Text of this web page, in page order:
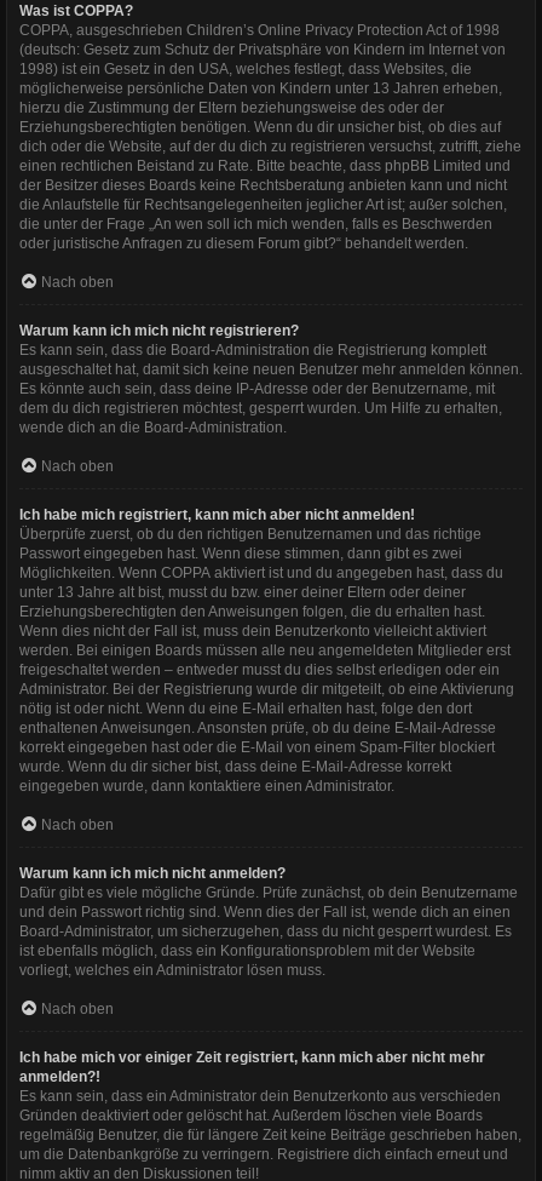
Was ist COPPA?
COPPA, ausgeschrieben Children’s Online Privacy Protection Act of 1998
(deutsch: Gesetz zum Schutz der Privatsphäre von Kindern im Internet von
1998) ist ein Gesetz in den USA, welches festlegt, dass Websites, die
möglicherweise persönliche Daten von Kindern unter 13 Jahren erheben,
hierzu die Zustimmung der Eltern beziehungsweise des oder der
Erziehungsberechtigten benötigen. Wenn du dir unsicher bist, ob dies auf
dich oder die Website, auf der du dich zu registrieren versuchst, zutrifft, ziehe
einen rechtlichen Beistand zu Rate. Bitte beachte, dass phpBB Limited und
der Besitzer dieses Boards keine Rechtsberatung anbieten kann und nicht
die Anlaufstelle für Rechtsangelegenheiten jeglicher Art ist; außer solchen,
die unter der Frage „An wen soll ich mich wenden, falls es Beschwerden
oder juristische Anfragen zu diesem Forum gibt?“ behandelt werden.
Nach oben
Warum kann ich mich nicht registrieren?
Es kann sein, dass die Board-Administration die Registrierung komplett
ausgeschaltet hat, damit sich keine neuen Benutzer mehr anmelden können.
Es könnte auch sein, dass deine IP-Adresse oder der Benutzername, mit
dem du dich registrieren möchtest, gesperrt wurden. Um Hilfe zu erhalten,
wende dich an die Board-Administration.
Nach oben
Ich habe mich registriert, kann mich aber nicht anmelden!
Überprüfe zuerst, ob du den richtigen Benutzernamen und das richtige
Passwort eingegeben hast. Wenn diese stimmen, dann gibt es zwei
Möglichkeiten. Wenn COPPA aktiviert ist und du angegeben hast, dass du
unter 13 Jahre alt bist, musst du bzw. einer deiner Eltern oder deiner
Erziehungsberechtigten den Anweisungen folgen, die du erhalten hast.
Wenn dies nicht der Fall ist, muss dein Benutzerkonto vielleicht aktiviert
werden. Bei einigen Boards müssen alle neu angemeldeten Mitglieder erst
freigeschaltet werden – entweder musst du dies selbst erledigen oder ein
Administrator. Bei der Registrierung wurde dir mitgeteilt, ob eine Aktivierung
nötig ist oder nicht. Wenn du eine E-Mail erhalten hast, folge den dort
enthaltenen Anweisungen. Ansonsten prüfe, ob du deine E-Mail-Adresse
korrekt eingegeben hast oder die E-Mail von einem Spam-Filter blockiert
wurde. Wenn du dir sicher bist, dass deine E-Mail-Adresse korrekt
eingegeben wurde, dann kontaktiere einen Administrator.
Nach oben
Warum kann ich mich nicht anmelden?
Dafür gibt es viele mögliche Gründe. Prüfe zunächst, ob dein Benutzername
und dein Passwort richtig sind. Wenn dies der Fall ist, wende dich an einen
Board-Administrator, um sicherzugehen, dass du nicht gesperrt wurdest. Es
ist ebenfalls möglich, dass ein Konfigurationsproblem mit der Website
vorliegt, welches ein Administrator lösen muss.
Nach oben
Ich habe mich vor einiger Zeit registriert, kann mich aber nicht mehr
anmelden?!
Es kann sein, dass ein Administrator dein Benutzerkonto aus verschieden
Gründen deaktiviert oder gelöscht hat. Außerdem löschen viele Boards
regelmäßig Benutzer, die für längere Zeit keine Beiträge geschrieben haben,
um die Datenbankgröße zu verringern. Registriere dich einfach erneut und
nimm aktiv an den Diskussionen teil!